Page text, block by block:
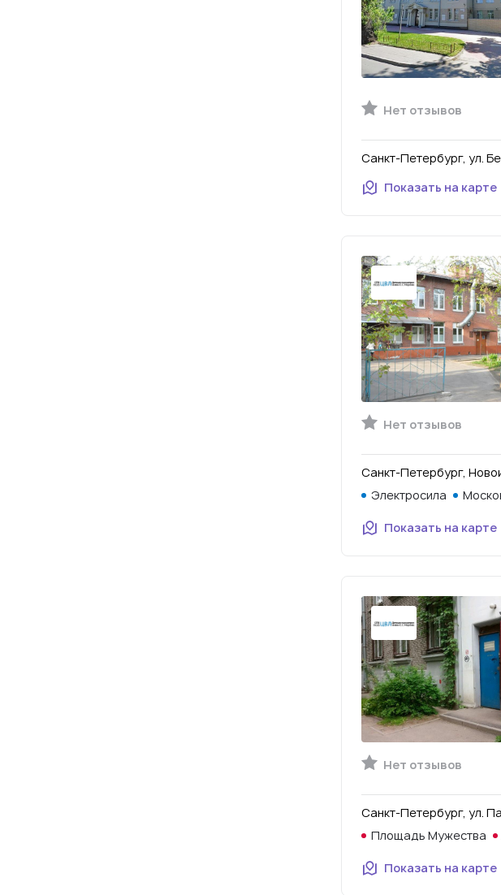
Нет отзывов
Санкт-Петербург, ул.
Показать на карте
Нет отзывов
Санкт-Петербург,
Электросила
Показать на карте
Нет отзывов
Санкт-Петербург, ул.
Площадь Мужества
Показать на карте